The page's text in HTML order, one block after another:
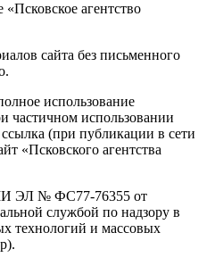
агентство
сайта без письменного
использование
частичном использовании
(при публикации в сети
«Псковского агентства
ЭЛ № ФС77-76355 от
службой по надзору в
технологий и массовых